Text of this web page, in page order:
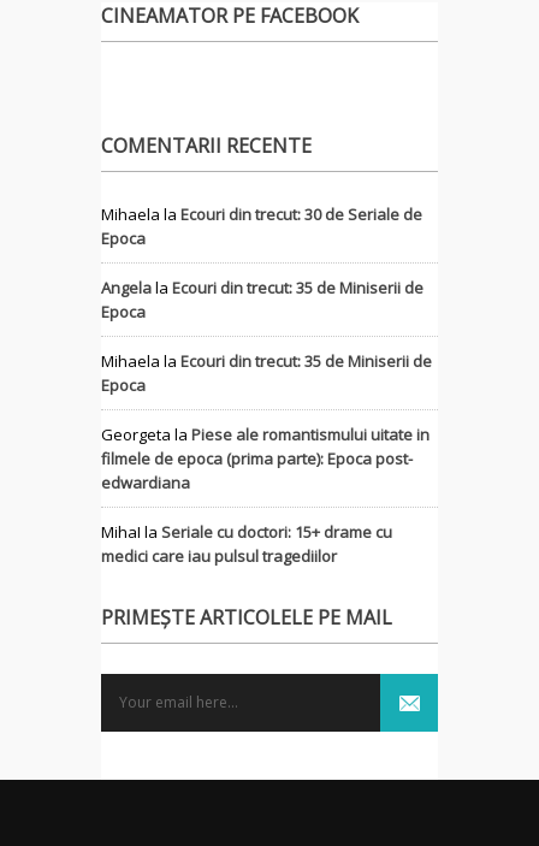
CINEAMATOR PE FACEBOOK
COMENTARII RECENTE
Mihaela la Ecouri din trecut: 30 de Seriale de
Epoca
Angelala Ecouri din trecut: 35 de Miniserii de
Epoca
Mihaela la Ecouri din trecut: 35 de Miniserii de
Epoca
Georgeta la Piese ale romantismului uitate in
filmele de epoca (prima parte): Epoca post-
edwardiana
MihaI la Seriale cu doctori: 15+ drame cu
medici care iau pulsul tragediilor
PRIMEȘTE ARTICOLELE PE MAIL